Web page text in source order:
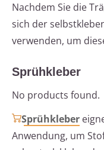
Nachdem Sie die
sich der
verwenden, um
Sprühkleber
No products found.
Sprühkleber
Anwendung, um